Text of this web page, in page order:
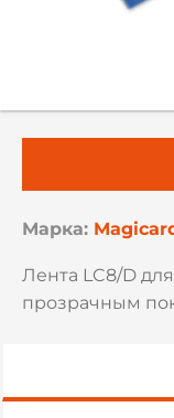
Марка:
Лента LC8/D
прозрачным